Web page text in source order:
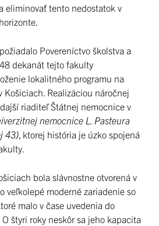
eliminovať tento nedostatok v
Povereníctvo školstva a
dekanát tejto fakulty
lokalitného programu na
Košiciach. Realizáciou náročnej
riaditeľ Štátnej nemocnice v
nemocnice L. Pasteura
43) , ktorej história je úzko spojená
bola slávnostne otvorená v
veľkolepé moderné zariadenie so
malo v čase uvedenia do
štyri roky neskôr sa jeho kapacita